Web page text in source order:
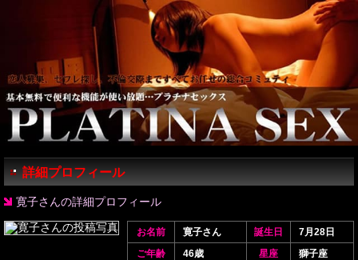
詳細プロフィール
寛子さんの詳細プロフィール
お名前 寛子さん 誕生日
7月28日
ご年齢
46歳 星座
獅子座